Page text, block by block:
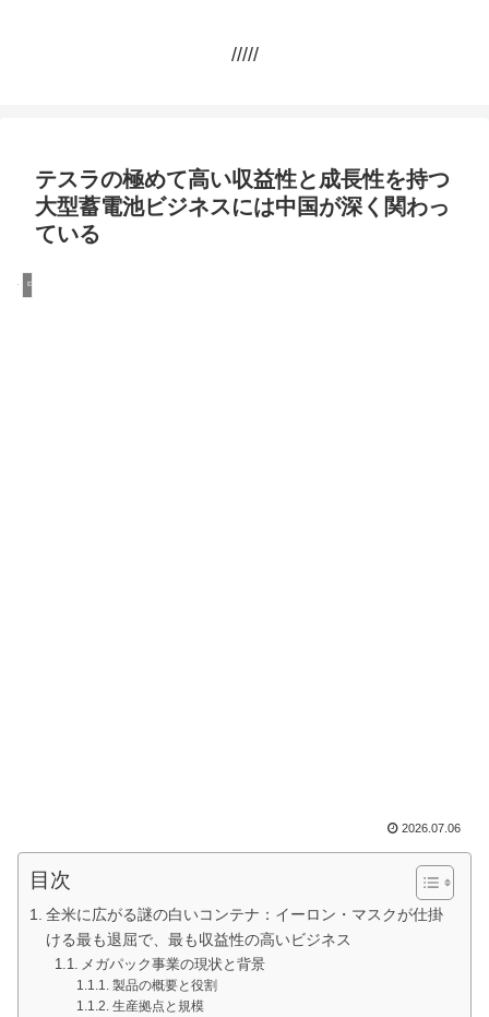
/////
テスラの極めて高い収益性と成長性を持つ
大型蓄電池ビジネスには中国が深く関わっ
ている
中国
2026.07.06
目次
全米に広がる謎の白いコンテナ：イーロン・マスクが仕掛
ける最も退屈で、最も収益性の高いビジネス
メガパック事業の現状と背景
製品の概要と役割
生産拠点と規模